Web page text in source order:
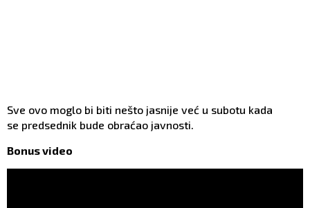
Sve ovo moglo bi biti nešto jasnije već u subotu kada
se predsednik bude obraćao javnosti.
Bonus video